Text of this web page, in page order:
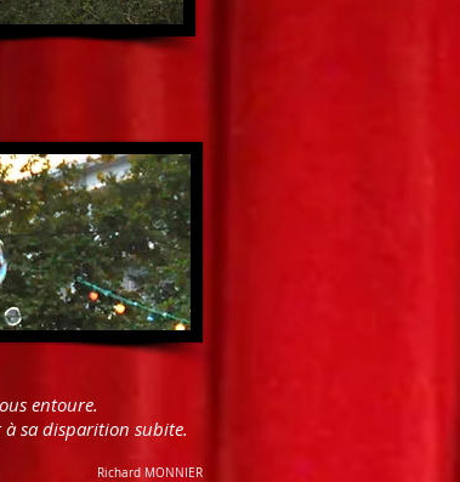
entoure.
sa disparition subite.
Richard MONNIER